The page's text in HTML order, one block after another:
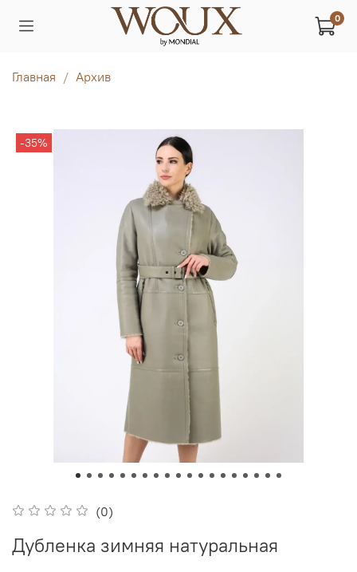
0
Главная Архив
-35%
(0)
Дубленка зимняя натуральная